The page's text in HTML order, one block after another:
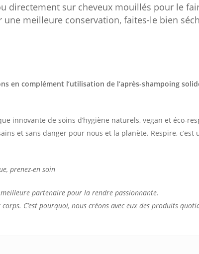
directement sur cheveux mouillés pour le
une meilleure conservation, faites-le bien
en complément l’utilisation de l’après-shampoing
innovante de soins d’hygiène naturels, vegan et éco-
et sans danger pour nous et la planète. Respire,
prenez-en soin
partenaire pour la rendre passionnante.
C’est pourquoi, nous créons avec eux des produits